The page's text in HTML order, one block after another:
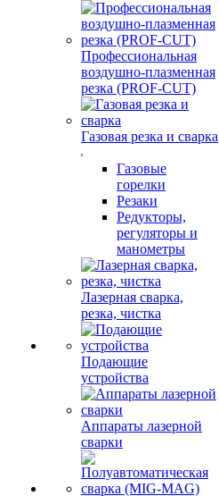
Профессиональная
воздушно-плазменная
резка (PROF-CUT)
Газовая резка и сварка
Газовые
горелки
Резаки
Редукторы,
регуляторы и
манометры
Лазерная сварка,
резка, чистка
Подающие
устройства
Аппараты лазерной
сварки